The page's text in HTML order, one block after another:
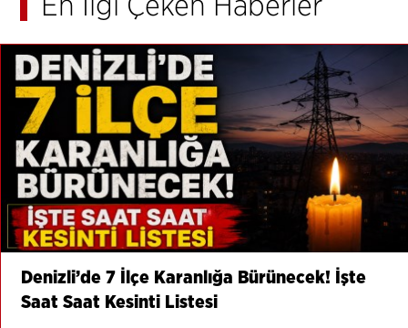
En İlgi Çeken Haberler
Denizli’de 7 İlçe Karanlığa Bürünecek! İşte
Saat Saat Kesinti Listesi